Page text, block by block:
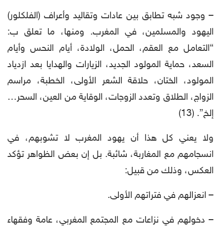
– وجود شبه تطابق بين عادات وتقاليد وأعراف (الفلكلور)
اليهود والمسلمين، في المغرب. ومنها، ما تعلق ب:
“التعامل مع العقم، الحمل، الولادة، أيام النحس وأيام
السعد، حماية المولود الجديد، الزيارات والهدايا بعد ازدياد
المولود، الختان، حلاقة الشعر الأولى، الخطبة، مراسم
الزواج، الطلاق وتعدد الزوجات، الوقاية من العين، السحر…
إلخ”. (13)
ولا يعني كل هذا أن يهود المغرب لا تشوبهم، في
انسجامهم مع المغاربة، شائبة. بل إن بعض الظواهر تؤكد
العكس، وذلك من قبيل:
– انعزالهم في فتراتهم الأولى.
– دخولهم في نزاعات مع المجتمع المغربي، عامة وفقهاء